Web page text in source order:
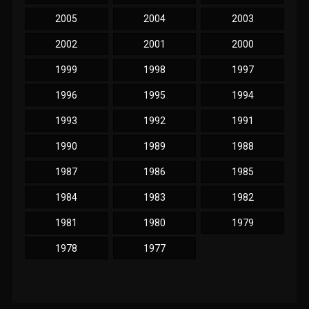
2005 2004 2003
2002 2001 2000
1999 1998 1997
1996 1995 1994
1993 1992 1991
1990 1989 1988
1987 1986 1985
1984 1983 1982
1981 1980 1979
1978 1977